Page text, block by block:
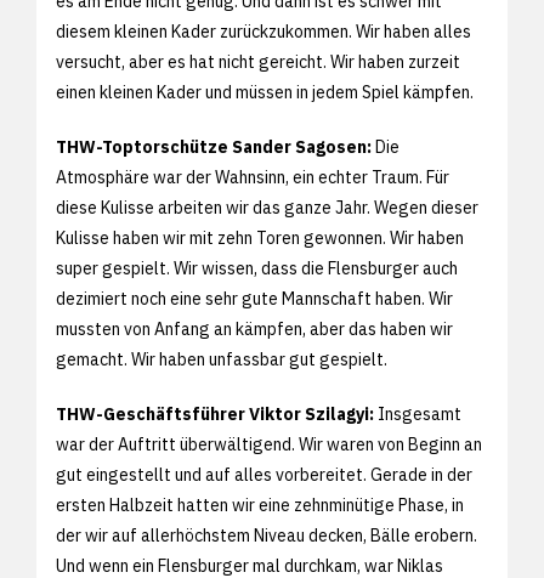
diesem kleinen Kader zurückzukommen. Wir haben alles
versucht, aber es hat nicht gereicht. Wir haben zurzeit
einen kleinen Kader und müssen in jedem Spiel kämpfen.
THW-Toptorschütze Sander Sagosen:Die
Atmosphäre war der Wahnsinn, ein echter Traum. Für
diese Kulisse arbeiten wir das ganze Jahr. Wegen dieser
Kulisse haben wir mit zehn Toren gewonnen. Wir haben
super gespielt. Wir wissen, dass die Flensburger auch
dezimiert noch eine sehr gute Mannschaft haben. Wir
mussten von Anfang an kämpfen, aber das haben wir
gemacht. Wir haben unfassbar gut gespielt.
THW-Geschäftsführer Viktor Szilagyi: Insgesamt
war der Auftritt überwältigend. Wir waren von Beginn an
gut eingestellt und auf alles vorbereitet. Gerade in der
ersten Halbzeit hatten wir eine zehnminütige Phase, in
der wir auf allerhöchstem Niveau decken, Bälle erobern.
Und wenn ein Flensburger mal durchkam, war Niklas